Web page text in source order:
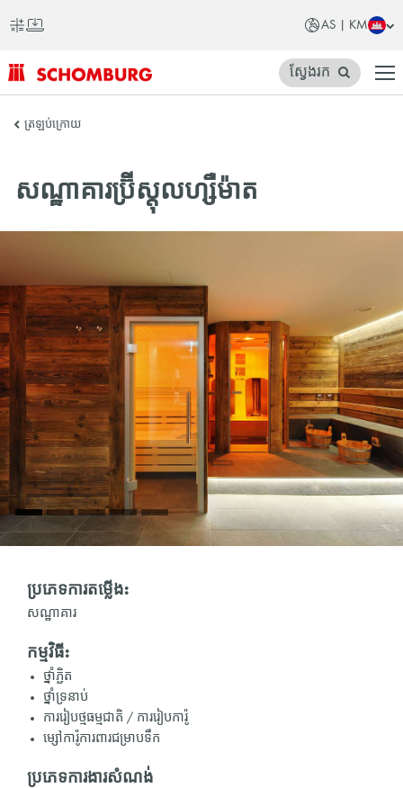
AS | KM
SCHOMBURG
ស្វែងរក
ត្រឡប់ក្រោយ
សណ្ឋាគារប៊្រីស្តុលហ្សឺម៉ាត
ប្រភេទការតម្លើង:
សណ្ឋាគារ
កម្មវិធី:
ថ្នាំភ្ជិត
ថ្នាំទ្រនាប់
ការរៀបថ្មធម្មជាតិ / ការរៀបការ៉ូ
ម្សៅការ៉ូការពារជម្រាបទឹក
ប្រភេទការងារសំណង់